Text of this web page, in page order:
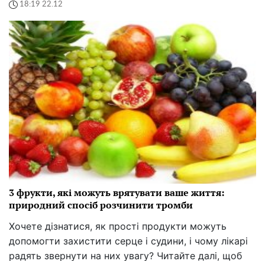
18:19 22.12
3 фрукти, які можуть врятувати ваше життя:
природний спосіб розчинити тромби
Хочете дізнатися, як прості продукти можуть
допомогти захистити серце і судини, і чому лікарі
радять звернути на них увагу? Читайте далі, щоб